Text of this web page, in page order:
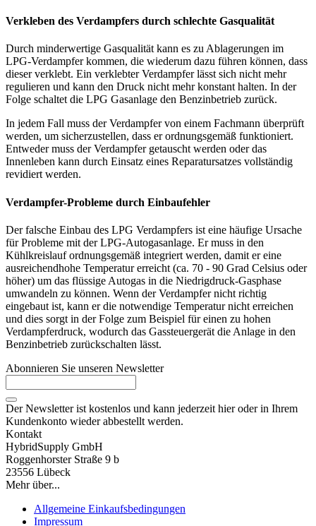
Verkleben des Verdampfers durch schlechte Gasqualität
Durch minderwertige Gasqualität kann es zu Ablagerungen im
LPG-Verdampfer kommen, die wiederum dazu führen können, dass
dieser verklebt. Ein verklebter Verdampfer lässt sich nicht mehr
regulieren und kann den Druck nicht mehr konstant halten. In der
Folge schaltet die LPG Gasanlage den Benzinbetrieb zurück.
In jedem Fall muss der Verdampfer von einem Fachmann überprüft
werden, um sicherzustellen, dass er ordnungsgemäß funktioniert.
Entweder muss der Verdampfer getauscht werden oder das
Innenleben kann durch Einsatz eines Reparatursatzes vollständig
revidiert werden.
Verdampfer-Probleme durch Einbaufehler
Der falsche Einbau des LPG Verdampfers ist eine häufige Ursache
für Probleme mit der LPG-Autogasanlage. Er muss in den
Kühlkreislauf ordnungsgemäß integriert werden, damit er eine
ausreichendhohe Temperatur erreicht (ca. 70 - 90 Grad Celsius oder
höher) um das flüssige Autogas in die Niedrigdruck-Gasphase
umwandeln zu können. Wenn der Verdampfer nicht richtig
eingebaut ist, kann er die notwendige Temperatur nicht erreichen
und dies sorgt in der Folge zum Beispiel für einen zu hohen
Verdampferdruck, wodurch das Gassteuergerät die Anlage in den
Benzinbetrieb zurückschalten lässt.
Abonnieren Sie unseren Newsletter
Der Newsletter ist kostenlos und kann jederzeit hier oder in Ihrem
Kundenkonto wieder abbestellt werden.
Kontakt
HybridSupply GmbH
Roggenhorster Straße 9 b
23556 Lübeck
Mehr über...
Allgemeine Einkaufsbedingungen
Impressum